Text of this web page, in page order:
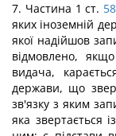
7. Частина 1 ст.
яких іноземній
якої надійшов
відмовлено,
видача,
держави, що
зв'язку з яким
яка звертається